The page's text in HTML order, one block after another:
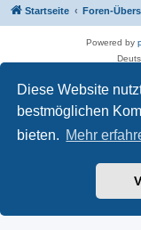
Diese Website
bestmöglichen
bieten. Mehr
Startseite Foren-
Powered by